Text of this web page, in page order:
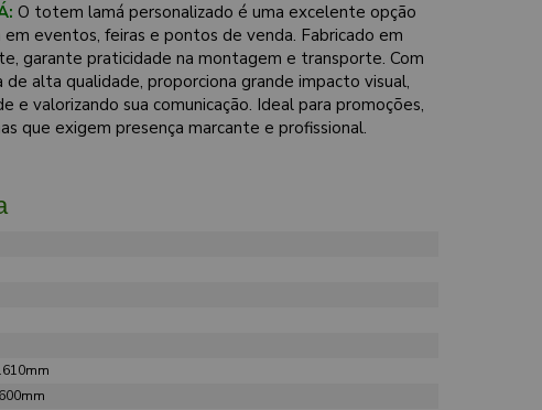
O totem lamá personalizado é uma excelente opção
em eventos, feiras e pontos de venda. Fabricado em
garante praticidade na montagem e transporte. Com
de alta qualidade, proporciona grande impacto visual,
e valorizando sua comunicação. Ideal para promoções,
que exigem presença marcante e profissional.